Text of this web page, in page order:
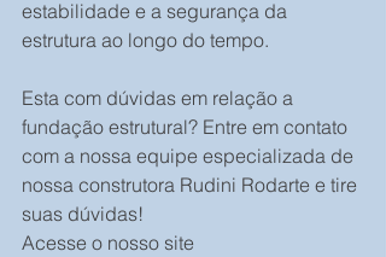
estabilidade e a segurança da
estrutura ao longo do tempo.
Esta com dúvidas em relação a
fundação estrutural? Entre em contato
com a nossa equipe especializada de
nossa construtora Rudini Rodarte e tire
suas dúvidas!
Acesse o nosso site